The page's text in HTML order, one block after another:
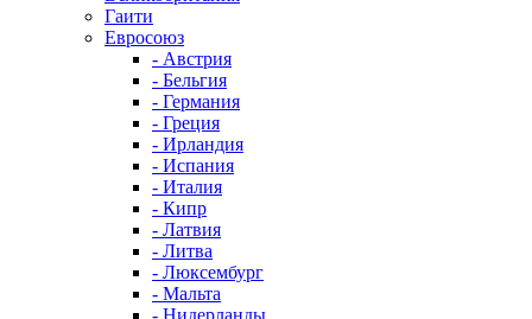
Гаити
Евросоюз
- Австрия
- Бельгия
- Германия
- Греция
- Ирландия
- Испания
- Италия
- Кипр
- Латвия
- Литва
- Люксембург
- Мальта
- Нидерланды